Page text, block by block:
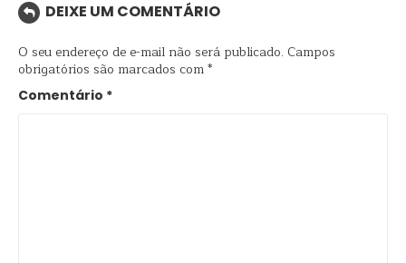
DEIXE UM COMENTÁRIO
O seu endereço de e-mail não será publicado. Campos
obrigatórios são marcados com*
Comentário *